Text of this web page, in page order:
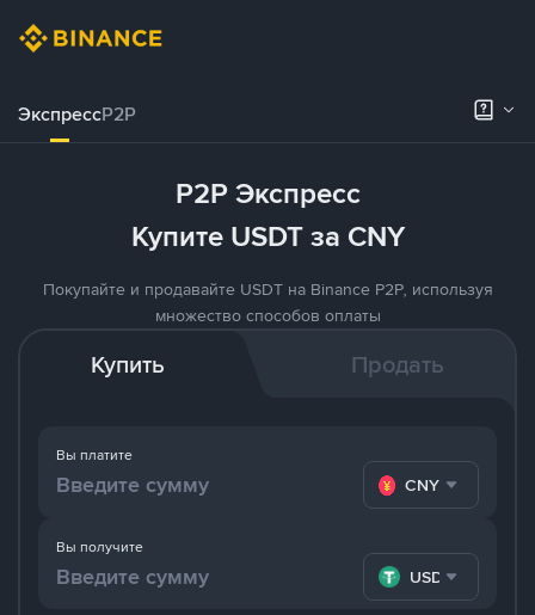
ЭкспрессP2P
P2P Экспресс
Купите USDT за CNY
Покупайте и продавайте USDT на Binance P2P, используя
множество способов оплаты
Купить Продать
Вы платите
CNY
Вы получите
USDT